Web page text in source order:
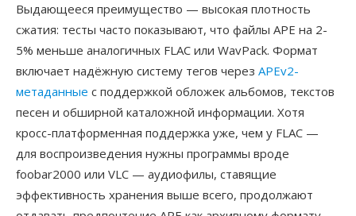
Выдающееся преимущество — высокая плотность
сжатия: тесты часто показывают, что файлы APE на 2-
5% меньше аналогичных FLAC или WavPack. Формат
включает надёжную систему тегов через APEv2-
метаданные с поддержкой обложек альбомов, текстов
песен и обширной каталожной информации. Хотя
кросс-платформенная поддержка уже, чем у FLAC —
для воспроизведения нужны программы вроде
foobar2000 или VLC — аудиофилы, ставящие
эффективность хранения выше всего, продолжают